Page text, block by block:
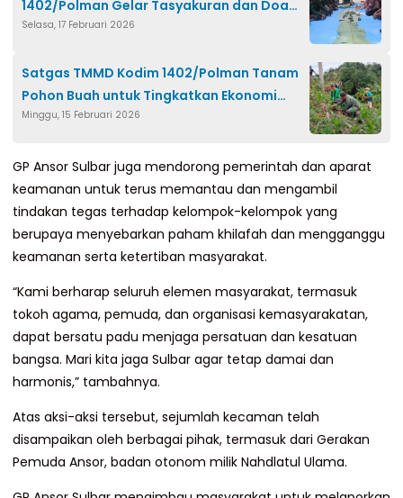
1402/Polman Gelar Tasyakuran dan Doa
Bersama
Selasa, 17 Februari 2026
Satgas TMMD Kodim 1402/Polman Tanam
Pohon Buah untuk Tingkatkan Ekonomi
Warga Bulo
Minggu, 15 Februari 2026
GP Ansor Sulbar juga mendorong pemerintah dan aparat
keamanan untuk terus memantau dan mengambil
tindakan tegas terhadap kelompok-kelompok yang
berupaya menyebarkan paham khilafah dan mengganggu
keamanan serta ketertiban masyarakat.
“Kami berharap seluruh elemen masyarakat, termasuk
tokoh agama, pemuda, dan organisasi kemasyarakatan,
dapat bersatu padu menjaga persatuan dan kesatuan
bangsa. Mari kita jaga Sulbar agar tetap damai dan
harmonis,” tambahnya.
Atas aksi-aksi tersebut, sejumlah kecaman telah
disampaikan oleh berbagai pihak, termasuk dari Gerakan
Pemuda Ansor, badan otonom milik Nahdlatul Ulama.